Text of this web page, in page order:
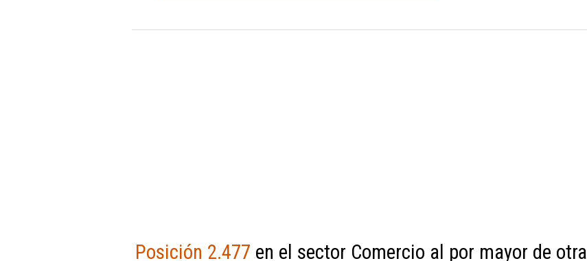
Posición 2.477 en el sector Comercio al por mayor de otra